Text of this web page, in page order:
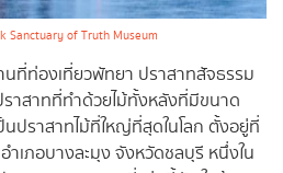
Sanctuary of Truth Museum
ที่ท่องเที่ยวพัทยา ปราสาทสัจธรรม
าสาทที่ทำด้วยไม้ทั้งหลังที่มีขนาด
นปราสาทไม้ที่ใหญ่ที่สุดในโลก ตั้งอยู่ที่
ำเภอบางละมุง จังหวัดชลบุรี หนึ่งใน